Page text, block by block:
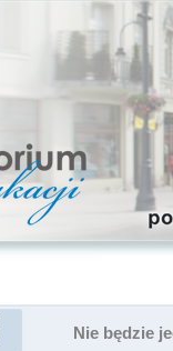
Nie będzie